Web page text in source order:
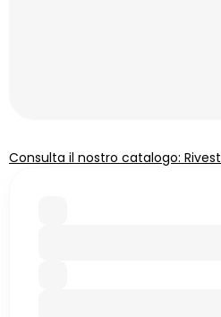
Consulta il nostro catalogo: